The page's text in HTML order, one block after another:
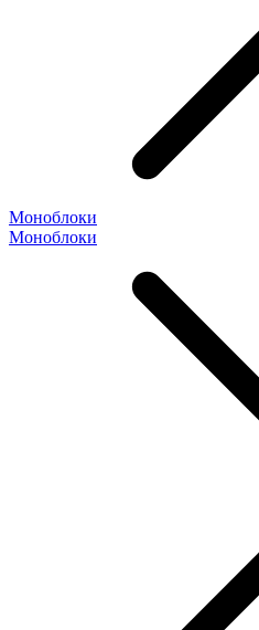
Моноблоки
Моноблоки